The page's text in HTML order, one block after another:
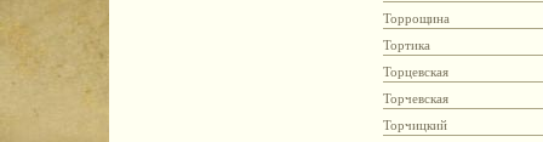
Торрощина
Тортика
Торцевская
Торчевская
Торчицкий